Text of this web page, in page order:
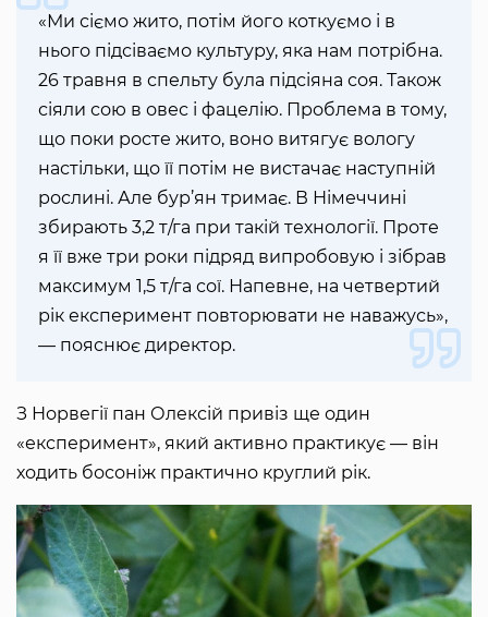
«Ми сіємо жито, потім його коткуємо і в
нього підсіваємо культуру, яка нам потрібна.
26 травня в спельту була підсіяна соя. Також
сіяли сою в овес і фацелію. Проблема в тому,
що поки росте жито, воно витягує вологу
настільки, що її потім не вистачає наступній
рослині. Але бур’ян тримає. В Німеччині
збирають 3,2 т/га при такій технології. Проте
я її вже три роки підряд випробовую і зібрав
максимум 1,5 т/га сої. Напевне, на четвертий
рік експеримент повторювати не наважусь»,
— пояснює директор.
З Норвегії пан Олексій привіз ще один
«експеримент», який активно практикує — він
ходить босоніж практично круглий рік.